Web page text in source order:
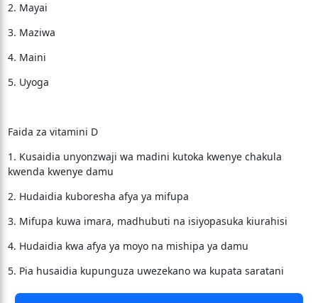
2. Mayai
3. Maziwa
4. Maini
5. Uyoga
Faida za vitamini D
1. Kusaidia unyonzwaji wa madini kutoka kwenye chakula
kwenda kwenye damu
2. Hudaidia kuboresha afya ya mifupa
3. Mifupa kuwa imara, madhubuti na isiyopasuka kiurahisi
4. Hudaidia kwa afya ya moyo na mishipa ya damu
5. Pia husaidia kupunguza uwezekano wa kupata saratani